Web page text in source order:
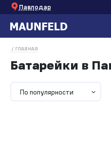
Павлодар
ГЛАВНАЯ
Батарейки в
По популярности